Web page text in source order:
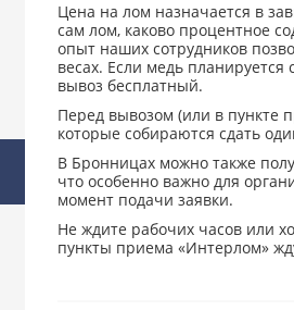
Цена на лом назначается в
сам лом, каково процентное
опыт наших сотрудников
весах. Если медь
вывоз бесплатный.
Перед вывозом (или в пункте
которые собираются сдать
В Бронницах можно также
что особенно важно для
момент подачи заявки.
Не ждите рабочих часов или
пункты приема «Интерлом»